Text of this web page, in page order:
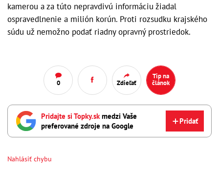
kamerou a za túto nepravdivú informáciu žiadal
ospravedlnenie a milión korún. Proti rozsudku krajského
súdu už nemožno podať riadny opravný prostriedok.
0 Zdieľať
Tip na
článok
Pridajte si Topky.sk medzi Vaše
preferované zdroje na Google
Pridať
Nahlásiť chybu